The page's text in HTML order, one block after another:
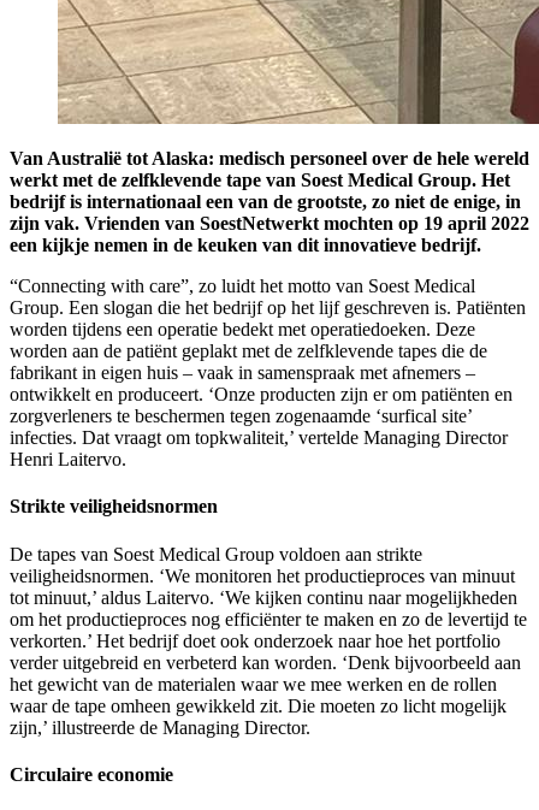
Van Australië tot Alaska: medisch personeel over de hele wereld
werkt met de zelfklevende tape van Soest Medical Group. Het
bedrijf is internationaal een van de grootste, zo niet de enige, in
zijn vak. Vrienden van SoestNetwerkt mochten op 19 april 2022
een kijkje nemen in de keuken van dit innovatieve bedrijf.
“Connecting with care”, zo luidt het motto van Soest Medical
Group. Een slogan die het bedrijf op het lijf geschreven is. Patiënten
worden tijdens een operatie bedekt met operatiedoeken. Deze
worden aan de patiënt geplakt met de zelfklevende tapes die de
fabrikant in eigen huis – vaak in samenspraak met afnemers –
ontwikkelt en produceert. ‘Onze producten zijn er om patiënten en
zorgverleners te beschermen tegen zogenaamde ‘surfical site’
infecties. Dat vraagt om topkwaliteit,’ vertelde Managing Director
Henri Laitervo.
Strikte veiligheidsnormen
De tapes van Soest Medical Group voldoen aan strikte
veiligheidsnormen. ‘We monitoren het productieproces van minuut
tot minuut,’ aldus Laitervo. ‘We kijken continu naar mogelijkheden
om het productieproces nog efficiënter te maken en zo de levertijd te
verkorten.’ Het bedrijf doet ook onderzoek naar hoe het portfolio
verder uitgebreid en verbeterd kan worden. ‘Denk bijvoorbeeld aan
het gewicht van de materialen waar we mee werken en de rollen
waar de tape omheen gewikkeld zit. Die moeten zo licht mogelijk
zijn,’ illustreerde de Managing Director.
Circulaire economie